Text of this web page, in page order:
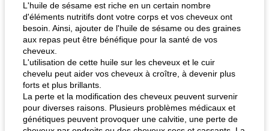
L'huile de sésame est riche en un certain nombre
d'éléments nutritifs dont votre corps et vos cheveux ont
besoin. Ainsi, ajouter de l'huile de sésame ou des graines
aux repas peut être bénéfique pour la santé de vos
cheveux.
L'utilisation de cette huile sur les cheveux et le cuir
chevelu peut aider vos cheveux à croître, à devenir plus
forts et plus brillants.
La perte et la modification des cheveux peuvent survenir
pour diverses raisons. Plusieurs problèmes médicaux et
génétiques peuvent provoquer une calvitie, une perte de